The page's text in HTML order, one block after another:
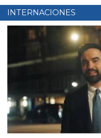
INTERNACIONES